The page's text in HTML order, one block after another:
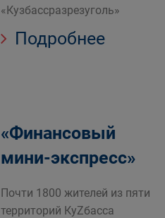
«Кузбассразрезуголь»
Подробнее
«Финансовый
мини-экспресс»
Почти 1800 жителей из пяти
территорий КуZбасса